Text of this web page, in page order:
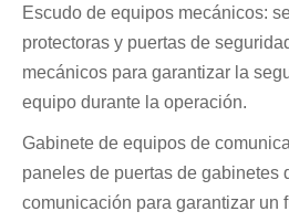
Escudo de equipos mecánicos:
protectoras y puertas de
mecánicos para garantizar la
equipo durante la operación.
Gabinete de equipos de
paneles de puertas de gabinetes
comunicación para garantizar un